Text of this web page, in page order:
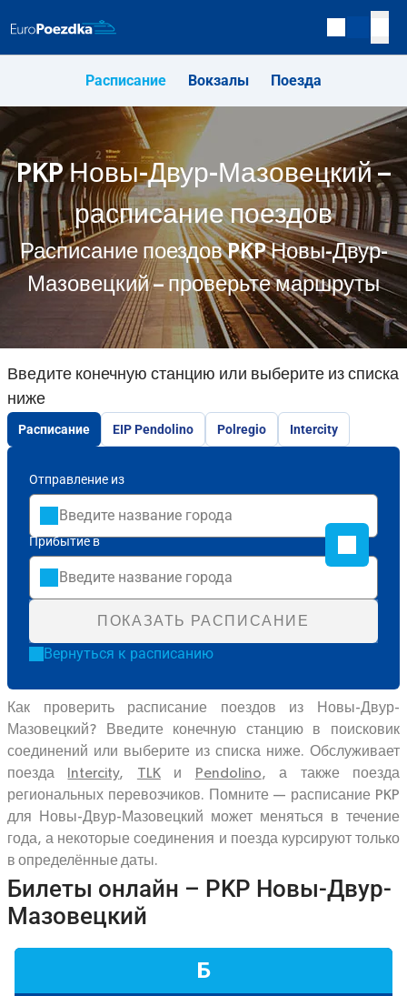
Расписание Вокзалы Поезда
PKP Новы-Двур-Мазовецкий –
расписание поездов
Расписание поездов PKP Новы-Двур-
Мазовецкий – проверьте маршруты
Введите конечную станцию или выберите из списка
ниже
Расписание EIP Pendolino Polregio Intercity
Отправление из
Прибытие в
ПОКАЗАТЬ РАСПИСАНИЕ
Вернуться к расписанию
Как проверить расписание поездов из Новы-Двур-
Мазовецкий? Введите конечную станцию в поисковик
соединений или выберите из списка ниже. Обслуживает
поезда
Intercity, TLKи Pendolino, а также поезда
региональных перевозчиков. Помните — расписание PKP
для Новы-Двур-Мазовецкий может меняться в течение
года, а некоторые соединения и поезда курсируют только
в определённые даты.
Билеты онлайн – PKP Новы-Двур-
Мазовецкий
Б